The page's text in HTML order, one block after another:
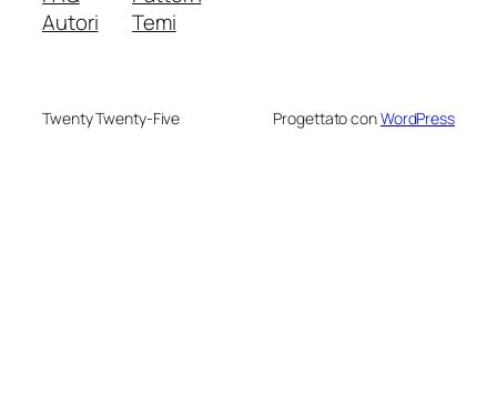
Autori
Temi
Twenty Twenty-Five Progettato conWordPress